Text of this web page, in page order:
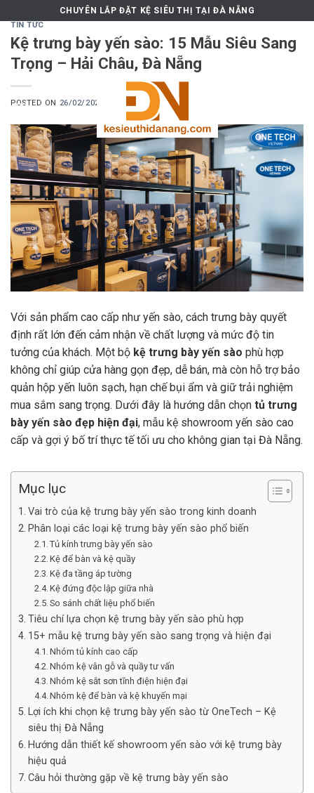
to
content
CHUYÊN LẮP ĐẶT KỆ SIÊU THỊ TẠI ĐÀ NẴNG
TIN TỨC
Kệ trưng bày yến sào: 15 Mẫu Siêu Sang
Trọng – Hải Châu, Đà Nẵng
POSTED ON 26/02/2026 MKT.ONETECH
Với sản phẩm cao cấp như yến sào, cách trưng bày quyết
định rất lớn đến cảm nhận về chất lượng và mức độ tin
tưởng của khách. Một bộ kệ trưng bày yến sào phù hợp
không chỉ giúp cửa hàng gọn đẹp, dễ bán, mà còn hỗ trợ bảo
quản hộp yến luôn sạch, hạn chế bụi ẩm và giữ trải nghiệm
mua sắm sang trọng. Dưới đây là hướng dẫn chọn tủ trưng
bày yến sào đẹp hiện đại, mẫu kệ showroom yến sào cao
cấp và gợi ý bố trí thực tế tối ưu cho không gian tại Đà Nẵng.
Mục lục
Vai trò của kệ trưng bày yến sào trong kinh doanh
Phân loại các loại kệ trưng bày yến sào phổ biến
Tủ kính trưng bày yến sào
Kệ để bàn và kệ quầy
Kệ đa tầng áp tường
Kệ đứng độc lập giữa nhà
So sánh chất liệu phổ biến
Tiêu chí lựa chọn kệ trưng bày yến sào phù hợp
15+ mẫu kệ trưng bày yến sào sang trọng và hiện đại
Nhóm tủ kính cao cấp
Nhóm kệ vân gỗ và quầy tư vấn
Nhóm kệ sắt sơn tĩnh điện hiện đại
Nhóm kệ để bàn và kệ khuyến mại
Lợi ích khi chọn kệ trưng bày yến sào từ OneTech – Kệ
siêu thị Đà Nẵng
Hướng dẫn thiết kế showroom yến sào với kệ trưng bày
hiệu quả
Câu hỏi thường gặp về kệ trưng bày yến sào